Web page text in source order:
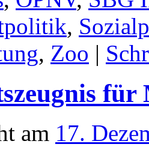
,
, Zoo |
für
am 17.